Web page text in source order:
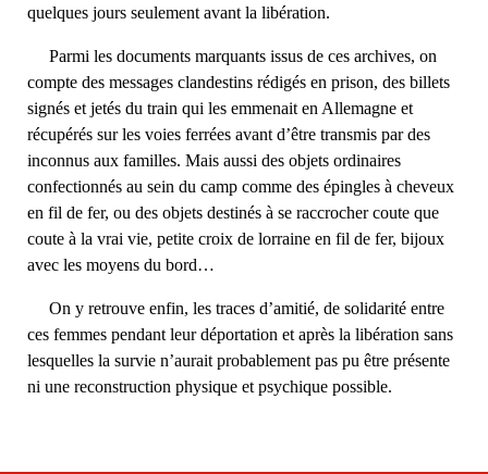
quelques jours seulement avant la libération.
Parmi les documents marquants issus de ces archives, on
compte des messages clandestins rédigés en prison, des billets
signés et jetés du train qui les emmenait en Allemagne et
récupérés sur les voies ferrées avant d’être transmis par des
inconnus aux familles. Mais aussi des objets ordinaires
confectionnés au sein du camp comme des épingles à cheveux
en fil de fer, ou des objets destinés à se raccrocher coute que
coute à la vrai vie, petite croix de lorraine en fil de fer, bijoux
avec les moyens du bord…
On y retrouve enfin, les traces d’amitié, de solidarité entre
ces femmes pendant leur déportation et après la libération sans
lesquelles la survie n’aurait probablement pas pu être présente
ni une reconstruction physique et psychique possible.